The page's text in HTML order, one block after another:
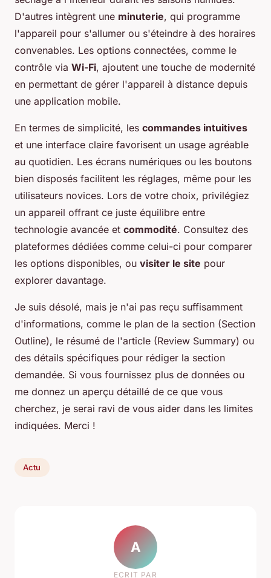
D'autres intègrent une minuterie, qui programme
l'appareil pour s'allumer ou s'éteindre à des horaires
convenables. Les options connectées, comme le
contrôle via Wi-Fi, ajoutent une touche de modernité
en permettant de gérer l'appareil à distance depuis
une application mobile.
En termes de simplicité, les commandes intuitives
et une interface claire favorisent un usage agréable
au quotidien. Les écrans numériques ou les boutons
bien disposés facilitent les réglages, même pour les
utilisateurs novices. Lors de votre choix, privilégiez
un appareil offrant ce juste équilibre entre
technologie avancée et commodité. Consultez des
plateformes dédiées comme celui-ci pour comparer
les options disponibles, ou visiter le site pour
explorer davantage.
Je suis désolé, mais je n'ai pas reçu suffisamment
d'informations, comme le plan de la section (Section
Outline), le résumé de l'article (Review Summary) ou
des détails spécifiques pour rédiger la section
demandée. Si vous fournissez plus de données ou
me donnez un aperçu détaillé de ce que vous
cherchez, je serai ravi de vous aider dans les limites
indiquées. Merci !
Actu
A
ECRIT PAR